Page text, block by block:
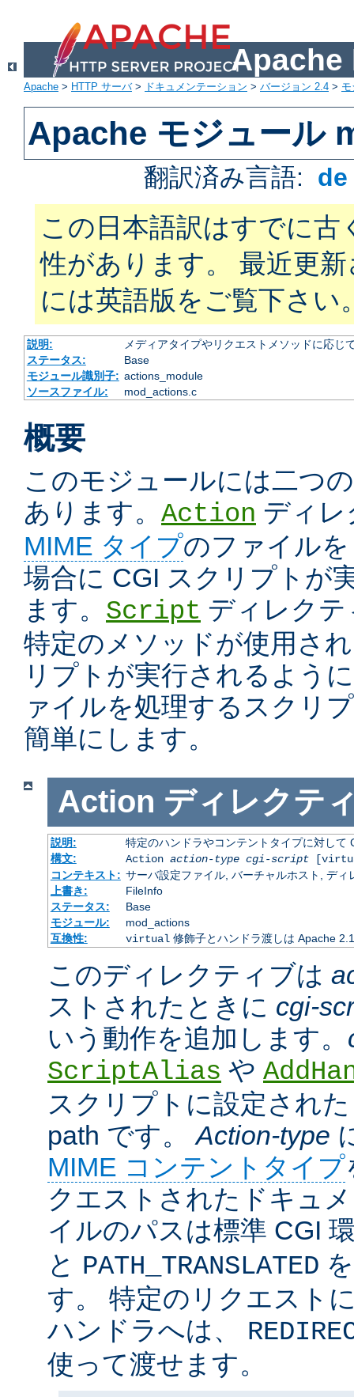
Apache
Apache > HTTP サーバ> ドキュメンテーション > バージョン 2.4 >
Apache モジュール
翻訳済み言語:
この日本語訳はすでに古
性があります。 最近更
には英語版をご覧下さい
説明:
メディアタイプやリクエストメソッドに応じ
ステータス:
Base
モジュール識別子: actions_module
ソースファイル:
mod_actions.c
概要
このモジュールには二つ
あります。 Action ディ
MIME タイプのファイル
場合に CGI スクリプトが
ます。 Script ディレク
特定のメソッドが使用さ
リプトが実行されるよう
ァイルを処理するスクリ
簡単にします。
Action ディレクテ
説明:
特定のハンドラやコンテントタイプに対して
構文:
Action action-type cgi-script
コンテキスト: サーバ設定ファイル, バーチャルホスト, ディ
上書き:
FileInfo
ステータス:
Base
モジュール:
mod_actions
互換性:
virtual 修飾子とハンドラ渡しは Apache
このディレクティブは
ストされたときに cgi-
いう動作を追加します。
ScriptAlias や
スクリプトに設定され
path です。Action-type
MIME コンテントタイプ
クエストされたドキュ
イルのパスは標準 CGI
と PATH_TRANSLATED
す。 特定のリクエスト
ハンドラへは、
使って渡せます。